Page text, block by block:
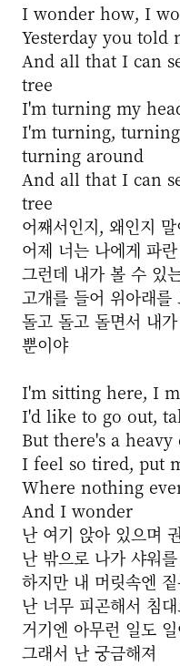
I wonder how, I
Yesterday you told
And all that I can
tree
I'm turning my
I'm turning,
turning around
And all that I can
tree
어째서인지, 왜인지
어제 너는 나에게 파
그런데 내가 볼 수 있
고개를 들어 위아래를
돌고 돌고 돌면서 내
뿐이야
I'm sitting here, I
I'd like to go out,
But there's a
I feel so tired, put
Where nothing
And I wonder
난 여기 앉아 있으며
난 밖으로 나가 샤워
하지만 내 머릿속엔
난 너무 피곤해서 침
거기엔 아무런 일도
그래서 난 궁금해져